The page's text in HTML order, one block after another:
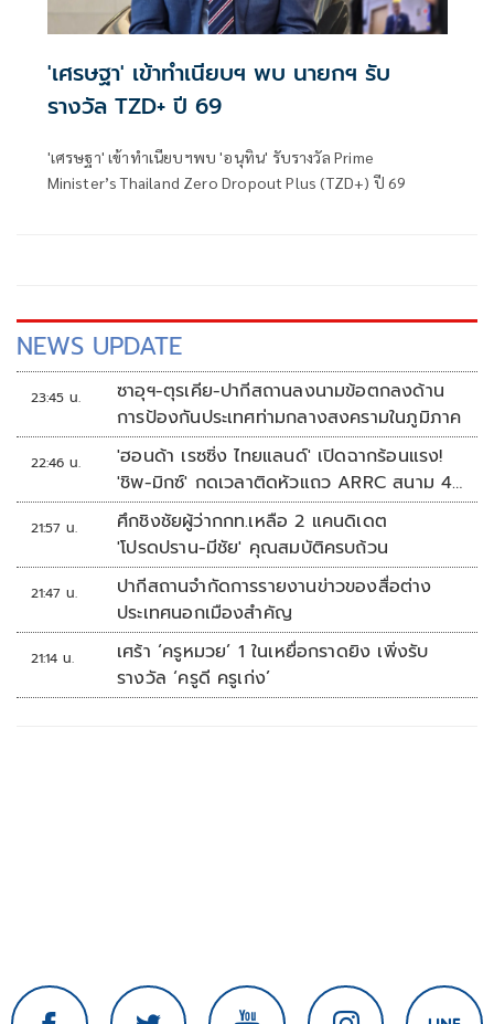
'เศรษฐา' เข้าทำเนียบฯ พบ นายกฯ รับ
รางวัล TZD+ ปี 69
'เศรษฐา' เข้าทำเนียบฯพบ 'อนุทิน' รับรางวัล Prime
Minister’s Thailand Zero Dropout Plus (TZD+) ปี 69
NEWS UPDATE
23:45 น.
ซาอุฯ-ตุรเคีย-ปากีสถานลงนามข้อตกลงด้าน
การป้องกันประเทศท่ามกลางสงครามในภูมิภาค
22:46 น.
'ฮอนด้า เรซซิ่ง ไทยแลนด์' เปิดฉากร้อนแรง!
'ชิพ-มิกซ์' กดเวลาติดหัวแถว ARRC สนาม 4
ที่มัลดาลิกา
21:57 น.
ศึกชิงชัยผู้ว่ากกท.เหลือ 2 แคนดิเดต
'โปรดปราน-มีชัย' คุณสมบัติครบถ้วน
21:47 น.
ปากีสถานจำกัดการรายงานข่าวของสื่อต่าง
ประเทศนอกเมืองสำคัญ
21:14 น.
เศร้า ‘ครูหมวย’ 1 ในเหยื่อกราดยิง เพิ่งรับ
รางวัล ‘ครูดี ครูเก่ง’